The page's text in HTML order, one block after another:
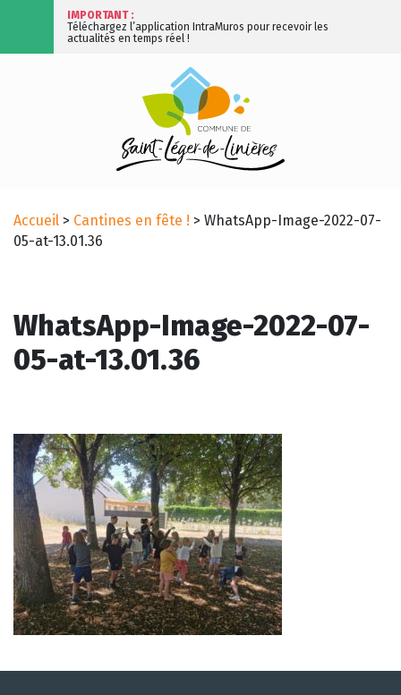
IMPORTANT :
Téléchargez l’application IntraMuros pour recevoir les
actualités en temps réel !
Accueil > Cantines en fête ! > WhatsApp-Image-2022-07-
05-at-13.01.36
WhatsApp-Image-2022-07-
05-at-13.01.36